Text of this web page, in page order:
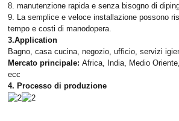
8. manutenzione rapida e senza bisogno di
9. La semplice e veloce installazione possono
tempo e costi di manodopera.
3.Application
Bagno, casa cucina, negozio, ufficio, servizi
Mercato principale:Africa, India, Medio
ecc
4. Processo di produzione